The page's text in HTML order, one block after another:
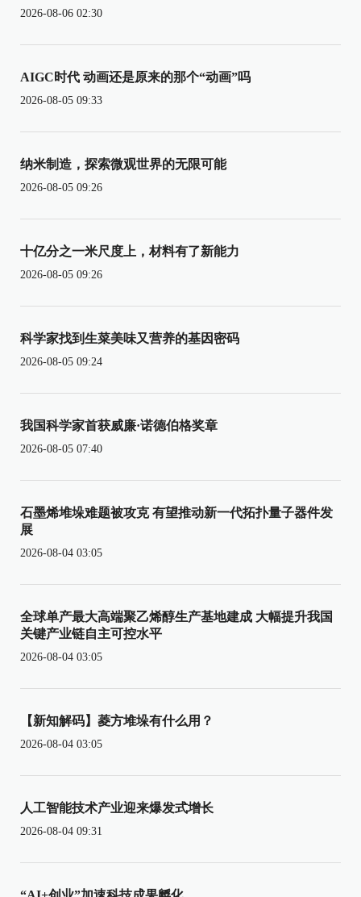
2026-08-06 02:30
AIGC时代 动画还是原来的那个“动画”吗
2026-08-05 09:33
纳米制造，探索微观世界的无限可能
2026-08-05 09:26
十亿分之一米尺度上，材料有了新能力
2026-08-05 09:26
科学家找到生菜美味又营养的基因密码
2026-08-05 09:24
我国科学家首获威廉·诺德伯格奖章
2026-08-05 07:40
石墨烯堆垛难题被攻克 有望推动新一代拓扑量子器件发
展
2026-08-04 03:05
全球单产最大高端聚乙烯醇生产基地建成 大幅提升我国
关键产业链自主可控水平
2026-08-04 03:05
【新知解码】菱方堆垛有什么用？
2026-08-04 03:05
人工智能技术产业迎来爆发式增长
2026-08-04 09:31